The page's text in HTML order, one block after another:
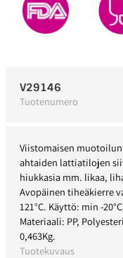
V29146
Tuotenumero
Viistomaisen
ahtaiden lattiatilojen
hiukkasia mm. likaa,
Avopäinen tiheäkierre
121°C. Käyttö: min -
Materiaali: PP,
0,463Kg.
Tuotekuvaus